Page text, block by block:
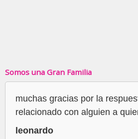
Somos una Gran Familia
muchas gracias por la
relacionado con alguien a
leonardo